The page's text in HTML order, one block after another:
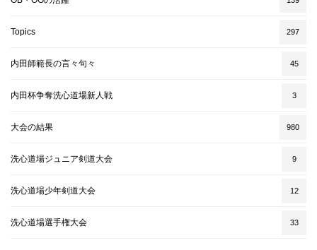
Topics 297
内田師範長の言々句々 45
内田杯争奪洗心道場新人戦 3
大会の結果 980
洗心道場ジュニア剣道大会 9
洗心道場少年剣道大会 12
洗心道場選手権大会 33